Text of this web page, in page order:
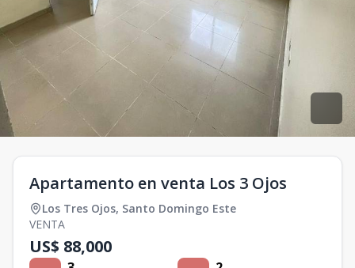
Apartamento en venta Los 3 Ojos
Los Tres Ojos, Santo Domingo Este
VENTA
US$ 88,000